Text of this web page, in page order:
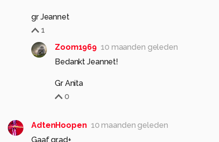
gr Jeannet
1
Zoom1969 10 maanden geleden
Bedankt Jeannet!
Gr Anita
0
AdtenHoopen 10 maanden geleden
Gaaf gr.ad+